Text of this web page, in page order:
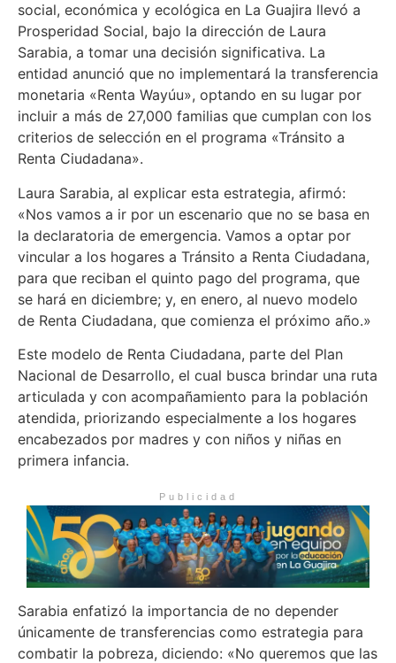
social, económica y ecológica en La Guajira llevó a
Prosperidad Social, bajo la dirección de Laura
Sarabia, a tomar una decisión significativa. La
entidad anunció que no implementará la transferencia
monetaria «Renta Wayúu», optando en su lugar por
incluir a más de 27,000 familias que cumplan con los
criterios de selección en el programa «Tránsito a
Renta Ciudadana».
Laura Sarabia, al explicar esta estrategia, afirmó:
«Nos vamos a ir por un escenario que no se basa en
la declaratoria de emergencia. Vamos a optar por
vincular a los hogares a Tránsito a Renta Ciudadana,
para que reciban el quinto pago del programa, que
se hará en diciembre; y, en enero, al nuevo modelo
de Renta Ciudadana, que comienza el próximo año.»
Este modelo de Renta Ciudadana, parte del Plan
Nacional de Desarrollo, el cual busca brindar una ruta
articulada y con acompañamiento para la población
atendida, priorizando especialmente a los hogares
encabezados por madres y con niños y niñas en
primera infancia.
Publicidad
Sarabia enfatizó la importancia de no depender
únicamente de transferencias como estrategia para
combatir la pobreza, diciendo: «No queremos que las